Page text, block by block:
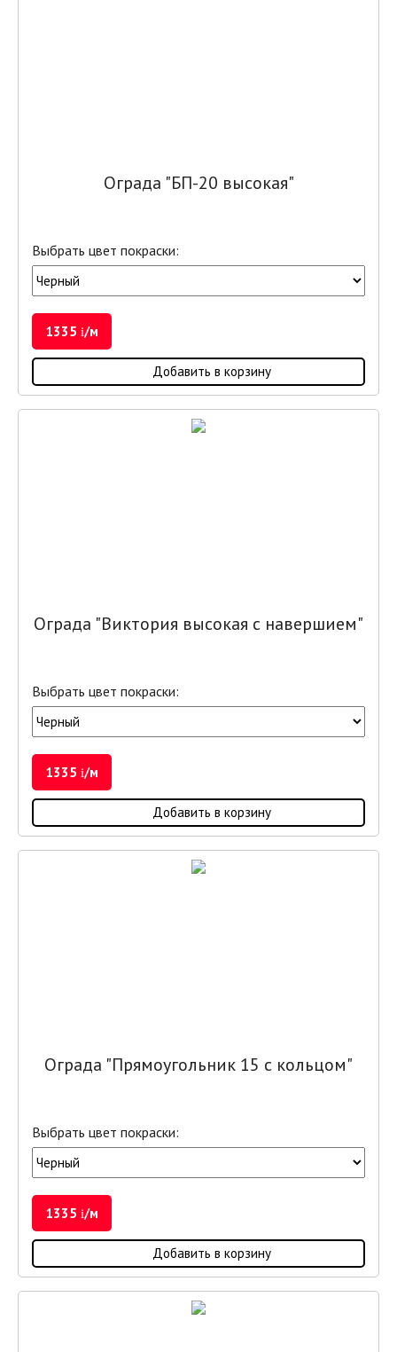
Ограда "БП-20 высокая"
Выбрать цвет покраски:
1335 i/м
Добавить в корзину
Ограда "Виктория высокая с навершием"
Выбрать цвет покраски:
1335 i/м
Добавить в корзину
Ограда "Прямоугольник 15 с кольцом"
Выбрать цвет покраски:
1335 i/м
Добавить в корзину